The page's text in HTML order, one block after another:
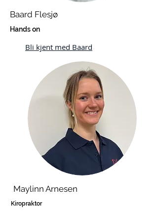
Baard Flesjø
Hands on
Bli kjent med Baard
Maylinn Arnesen
Kiropraktor